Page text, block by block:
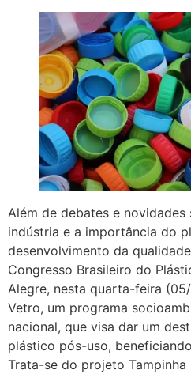
Além de debates e
indústria e a importância do
desenvolvimento da
Congresso Brasileiro do
Alegre, nesta quarta-feira
Vetro, um programa
nacional, que visa dar um
plástico pós-uso,
Trata-se do projeto